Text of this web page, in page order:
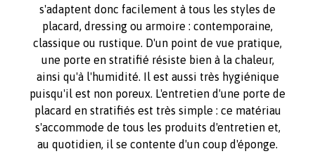
s'adaptent donc facilement à tous les styles de
placard, dressing ou armoire : contemporaine,
classique ou rustique. D'un point de vue pratique,
une porte en stratifié résiste bien à la chaleur,
ainsi qu'à l'humidité. Il est aussi très hygiénique
puisqu'il est non poreux. L'entretien d'une porte de
placard en stratifiés est très simple : ce matériau
s'accommode de tous les produits d'entretien et,
au quotidien, il se contente d'un coup d'éponge.